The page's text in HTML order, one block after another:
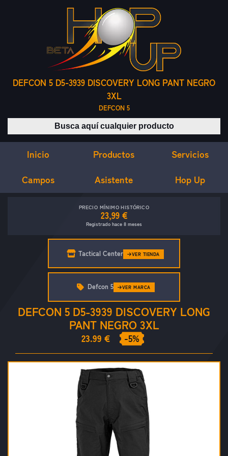
DEFCON 5 D5-3939 DISCOVERY LONG PANT NEGRO
3XL
DEFCON 5
Buscar productos
Inicio Productos Servicios
Campos Asistente Hop Up
PRECIO MÍNIMO HISTÓRICO
23,99 €
Registrado hace 8 meses
Tactical Center VER TIENDA
DEFCON 5 D5-3939 DISCOVERY LONG
PANT NEGRO 3XL
23.99 € -5%
Defcon 5 VER MARCA